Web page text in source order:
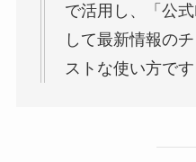
で活用し、「公
して最新情報の
ストな使い方です